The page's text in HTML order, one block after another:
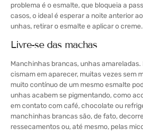
problema é o esmalte, que bloqueia a
casos, o ideal é esperar a noite anterior
unhas, retirar o esmalte e aplicar o creme.
Livre-se das machas
Manchinhas brancas, unhas amareladas.
cismam em aparecer, muitas vezes sem
muito contínuo de um mesmo esmalte
unhas acabem se pigmentando, como
em contato com café, chocolate ou
manchinhas brancas são, de fato,
ressecamentos ou, até mesmo, pelas